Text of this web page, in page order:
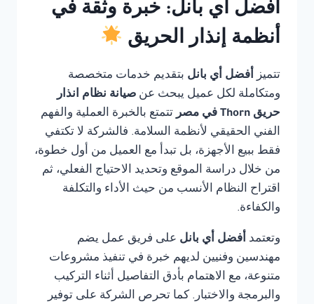
أفضل أي بانل: خبرة وثقة في
أنظمة إنذار الحريق
تتميز أفضل أي بانل بتقديم خدمات متخصصة
ومتكاملة لكل عميل يبحث عن صيانة نظام انذار
حريق Thorn في مصر
تتمتع بالخبرة العملية والفهم
الفني الحقيقي لأنظمة السلامة. فالشركة لا تكتفي
فقط ببيع الأجهزة، بل تبدأ مع العميل من أول خطوة،
من خلال دراسة الموقع وتحديد الاحتياج الفعلي، ثم
اقتراح النظام الأنسب من حيث الأداء والتكلفة
والكفاءة.
وتعتمد أفضل أي بانل على فريق عمل يضم
مهندسين وفنيين لديهم خبرة في تنفيذ مشروعات
متنوعة، مع الاهتمام بأدق التفاصيل أثناء التركيب
والبرمجة والاختبار. كما تحرص الشركة على توفير